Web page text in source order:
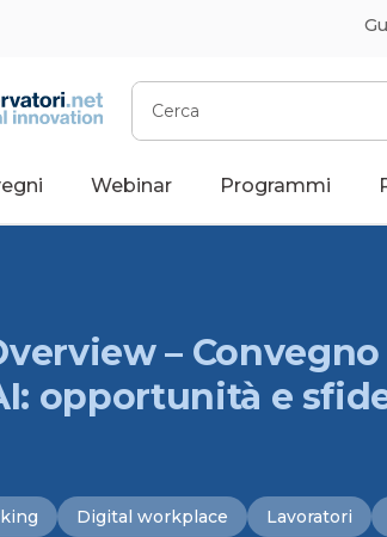
Cerca
Webinar Programmi
–
opportunità e
Digital workplace Lavoratori